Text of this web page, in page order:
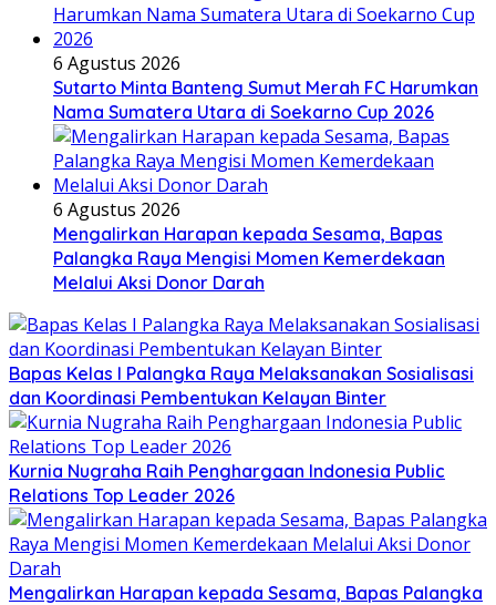
6 Agustus 2026
Sutarto Minta Banteng Sumut Merah FC Harumkan
Nama Sumatera Utara di Soekarno Cup 2026
6 Agustus 2026
Mengalirkan Harapan kepada Sesama, Bapas
Palangka Raya Mengisi Momen Kemerdekaan
Melalui Aksi Donor Darah
Bapas Kelas I Palangka Raya Melaksanakan Sosialisasi
dan Koordinasi Pembentukan Kelayan Binter
Kurnia Nugraha Raih Penghargaan Indonesia Public
Relations Top Leader 2026
Mengalirkan Harapan kepada Sesama, Bapas Palangka